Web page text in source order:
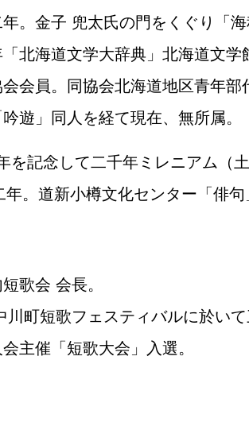
。金子 兜太氏の門をくぐり「海
北海道文学大辞典」北海道文学
会員。同協会北海道地区青年部
遊」同人を経て現在、無所属。
を記念して二千年ミレニアム（
年。道新小樽文化センター「俳
歌会 会長。
川町短歌フェスティバルに於いて
主催「短歌大会」入選。